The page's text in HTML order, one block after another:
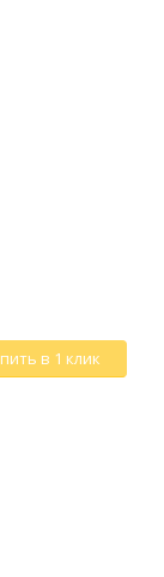
в 1 клик